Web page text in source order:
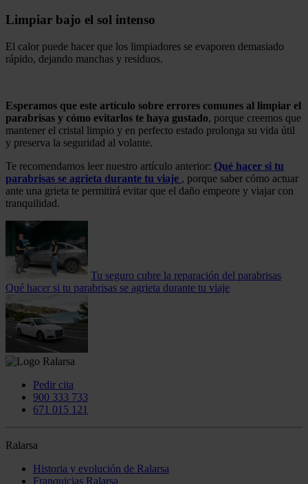
Limpiar bajo el sol intenso
El calor puede hacer que los limpiadores se evaporen demasiado
rápido, dejando manchas y residuos.
Esperamos que este artículo sobre errores comunes al limpiar el
parabrisas y cómo evitarlos te haya gustado, porque creemos que
mantener el cristal limpio y en perfecto estado prolonga su vida útil
y preserva la seguridad al volante.
Te recomendamos leer nuestro artículo anterior: Qué hacer si tu
parabrisas se agrieta durante tu viaje , porque saber cómo actuar
ante una grieta te permitirá evitar que el daño empeore y viajar con
tranquilidad.
Tu seguro cubre la reparación del parabrisas
Qué hacer si tu parabrisas se agrieta durante tu viaje
Pedir cita
900 333 733
671 015 121
Ralarsa
Historia y evolución de Ralarsa
Franquicias Ralarsa